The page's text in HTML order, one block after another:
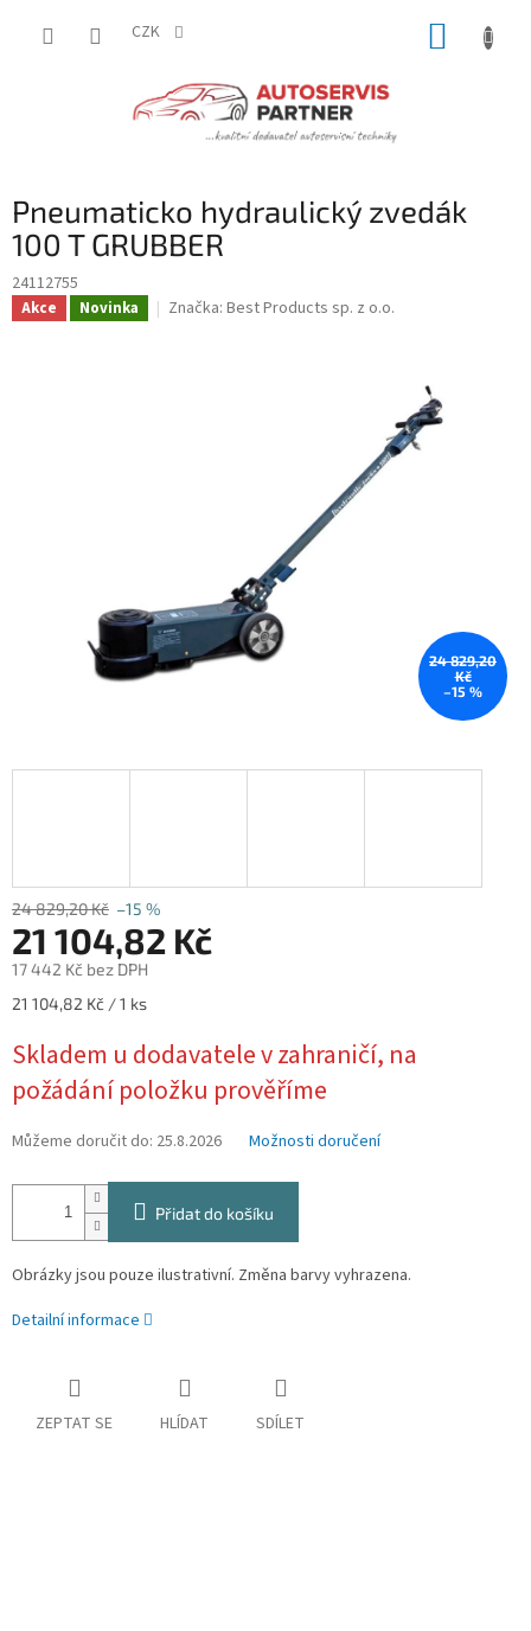
CZK
Pneumaticko hydraulický zvedák
100 T GRUBBER
24112755
Akce Novinka Značka: Best Products sp. z o.o.
24 829,20
Kč
–15 %
24 829,20 Kč –15 %
21 104,82 Kč
17 442 Kč bez DPH
Měrná
21 104,82 Kč / 1 ks
Skladem u dodavatele v zahraničí, na
požádání položku prověříme
Můžeme doručit do: 25.8.2026 Možnosti doručení
Přidat do košíku
Obrázky jsou pouze ilustrativní. Změna barvy vyhrazena.
Detailní informace
ZEPTAT SE HLÍDAT SDÍLET